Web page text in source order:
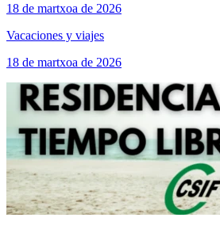
18 de martxoa de 2026
Vacaciones y viajes
18 de martxoa de 2026